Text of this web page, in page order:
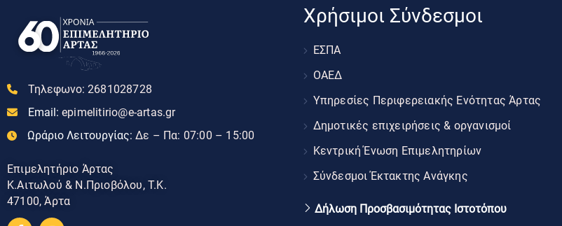
Τηλεφωνο: 2681028728
Email: epimelitirio@e-artas.gr
Ωράριο Λειτουργίας: Δε – Πα: 07:00 – 15:00
Επιμελητήριο Άρτας
Κ.Αιτωλού & Ν.Πριοβόλου, Τ.Κ.
47100, Άρτα
Χρήσιμοι Σύνδεσμοι
ΕΣΠΑ
ΟΑΕΔ
Υπηρεσίες Περιφερειακής Ενότητας Άρτας
Δημοτικές επιχειρήσεις & οργανισμοί
Κεντρική Ένωση Επιμελητηρίων
Σύνδεσμοι Έκτακτης Ανάγκης
Δήλωση Προσβασιμότητας Ιστοτόπου